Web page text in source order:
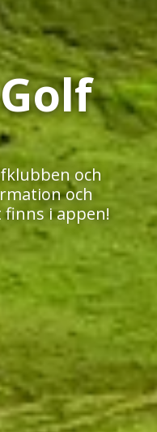
och
och
i appen!